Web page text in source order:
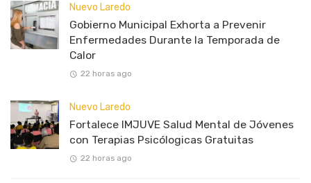
Nuevo Laredo
Gobierno Municipal Exhorta a Prevenir
Enfermedades Durante la Temporada de
Calor
22 horas ago
Nuevo Laredo
Fortalece IMJUVE Salud Mental de Jóvenes
con Terapias Psicólogicas Gratuitas
22 horas ago